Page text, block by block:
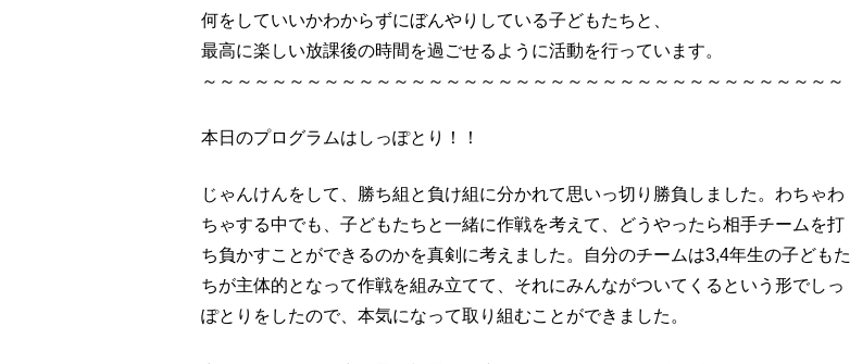
何をしていいかわからずにぼんやりしている子どもたちと、
最高に楽しい放課後の時間を過ごせるように活動を行っています。
～～～～～～～～～～～～～～～～～～～～～～～～～～～～～～～～～～～～～
本日のプログラムはしっぽとり！！
じゃんけんをして、勝ち組と負け組に分かれて思いっ切り勝負しました。わちゃわ
ちゃする中でも、子どもたちと一緒に作戦を考えて、どうやったら相手チームを打
ち負かすことができるのかを真剣に考えました。自分のチームは3,4年生の子どもた
ちが主体的となって作戦を組み立てて、それにみんながついてくるという形でしっ
ぽとりをしたので、本気になって取り組むことができました。